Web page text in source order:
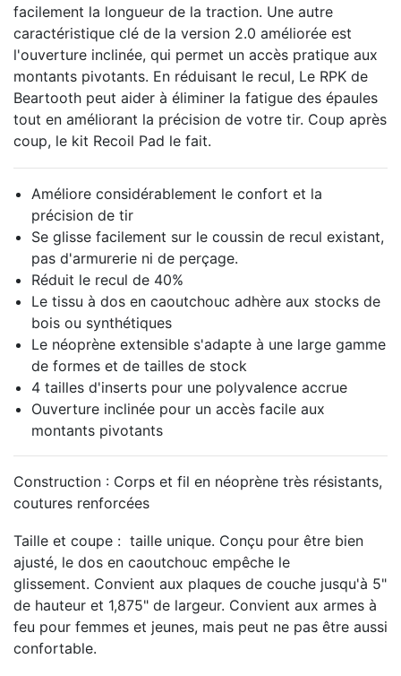
facilement la longueur de la traction. Une autre
caractéristique clé de la version 2.0 améliorée est
l'ouverture inclinée, qui permet un accès pratique aux
montants pivotants. En réduisant le recul, Le RPK de
Beartooth peut aider à éliminer la fatigue des épaules
tout en améliorant la précision de votre tir. Coup après
coup, le kit Recoil Pad le fait.
Améliore considérablement le confort et la
précision de tir
Se glisse facilement sur le coussin de recul existant,
pas d'armurerie ni de perçage.
Réduit le recul de 40%
Le tissu à dos en caoutchouc adhère aux stocks de
bois ou synthétiques
Le néoprène extensible s'adapte à une large gamme
de formes et de tailles de stock
4 tailles d'inserts pour une polyvalence accrue
Ouverture inclinée pour un accès facile aux
montants pivotants
Construction : Corps et fil en néoprène très résistants,
coutures renforcées
Taille et coupe : taille unique. Conçu pour être bien
ajusté, le dos en caoutchouc empêche le
glissement. Convient aux plaques de couche jusqu'à 5"
de hauteur et 1,875" de largeur. Convient aux armes à
feu pour femmes et jeunes, mais peut ne pas être aussi
confortable.